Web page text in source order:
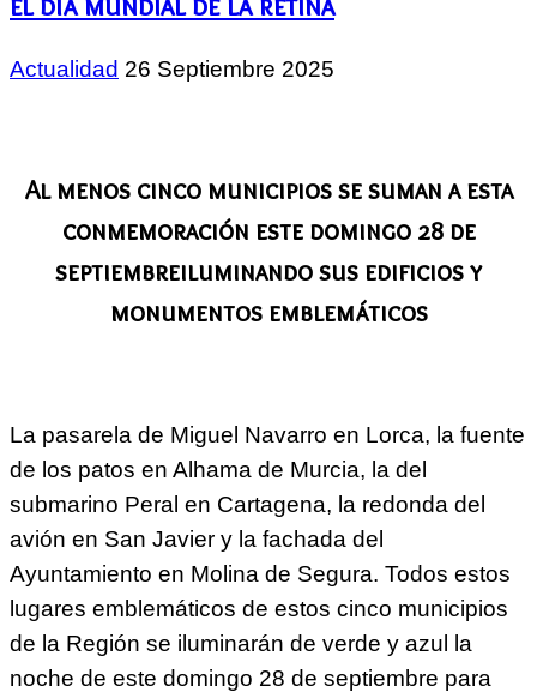
Actualidad 26 Septiembre 2025
Al menos cinco municipios se suman a esta
conmemoración este domingo 28 de
septiembreiluminando sus edificios y
monumentos emblemáticos
La pasarela de Miguel Navarro en Lorca, la fuente
de los patos en Alhama de Murcia, la del
submarino Peral en Cartagena, la redonda del
avión en San Javier y la fachada del
Ayuntamiento en Molina de Segura. Todos estos
lugares emblemáticos de estos cinco municipios
de la Región se iluminarán de verde y azul la
noche de este domingo 28 de septiembre para